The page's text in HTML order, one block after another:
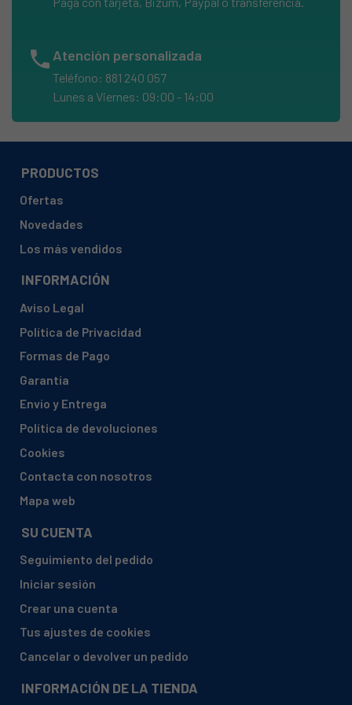
ARISTON, 7108
ARISTON, 854TX
ARISTON, A5ANNA
ARISTON, AGILE
ARISTON, AGILE4(96)
ARISTON, AGILE4X
ARISTON, AGILE6DL
ARISTON, ANNA6
ARISTON, AP1000CTXEX
ARISTON, AP1246CTX
phone Atención personalizada
Teléfono: 881 240 057
Lunes a Viernes: 09:00 - 14:00
PRODUCTOS
Ofertas
Novedades
Los más vendidos
INFORMACIÓN
Aviso Legal
Política de Privacidad
Formas de Pago
Garantía
Envío y Entrega
Política de devoluciones
Cookies
Contacta con nosotros
Mapa web
SU CUENTA
Seguimiento del pedido
Iniciar sesión
Crear una cuenta
Tus ajustes de cookies
Cancelar o devolver un pedido
INFORMACIÓN DE LA TIENDA